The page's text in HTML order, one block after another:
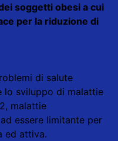
soggetti obesi a cui
per la riduzione di
di salute
lo sviluppo di malattie
malattie
essere limitante per
ed attiva.